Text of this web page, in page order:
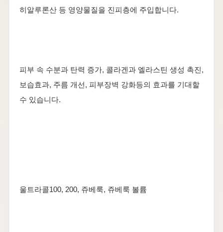
​히알루론산 등 영양물질을 진피층에 주입합니다.
​피부 속 수분과 탄력 증가, 콜라겐과 엘라스틴 생성 촉진,
보습효과, 주름 개선, 피부장벽 강화등의 효과를 기대할
수 있습니다.
울트라콜100, 200, 쥬베룩, 쥬베룩 볼륨